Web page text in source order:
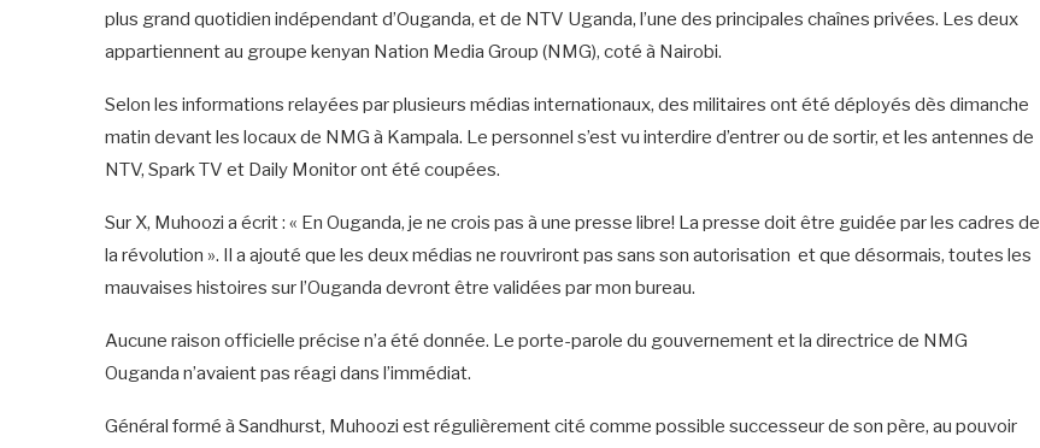
plus grand quotidien indépendant d’Ouganda, et de NTV Uganda, l’une des principales chaînes privées. Les deux
appartiennent au groupe kenyan Nation Media Group (NMG), coté à Nairobi.
‎Selon les informations relayées par plusieurs médias internationaux, des militaires ont été déployés dès dimanche
matin devant les locaux de NMG à Kampala. Le personnel s’est vu interdire d’entrer ou de sortir, et les antennes de
NTV, Spark TV et Daily Monitor ont été coupées.
‎Sur X, Muhoozi a écrit : « En Ouganda, je ne crois pas à une presse libre! La presse doit être guidée par les cadres de
la révolution ». Il a ajouté que les deux médias ne rouvriront pas sans son autorisation et que désormais, toutes les
mauvaises histoires sur l’Ouganda devront être validées par mon bureau.
‎Aucune raison officielle précise n’a été donnée. Le porte-parole du gouvernement et la directrice de NMG
Ouganda n’avaient pas réagi dans l’immédiat.
‎Général formé à Sandhurst, Muhoozi est régulièrement cité comme possible successeur de son père, au pouvoir